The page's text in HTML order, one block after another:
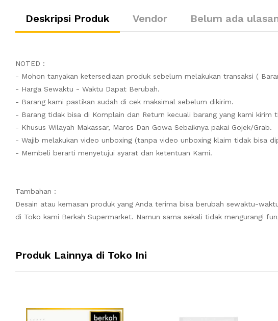
Deskripsi Produk Vendor Belum ada
NOTED :
- Mohon tanyakan ketersediaan produk sebelum melakukan transaksi (
- Harga Sewaktu - Waktu Dapat Berubah.
- Barang kami pastikan sudah di cek maksimal sebelum dikirim.
- Barang tidak bisa di Komplain dan Return kecuali barang yang kami kirim
- Khusus Wilayah Makassar, Maros Dan Gowa Sebaiknya pakai Gojek/Grab.
- Wajib melakukan video unboxing (tanpa video unboxing klaim tidak bisa
- Membeli berarti menyetujui syarat dan ketentuan Kami.
Tambahan :
Desain atau kemasan produk yang Anda terima bisa berubah sewaktu-
di Toko kami Berkah Supermarket. Namun sama sekali tidak mengurangi
Produk Lainnya di Toko Ini